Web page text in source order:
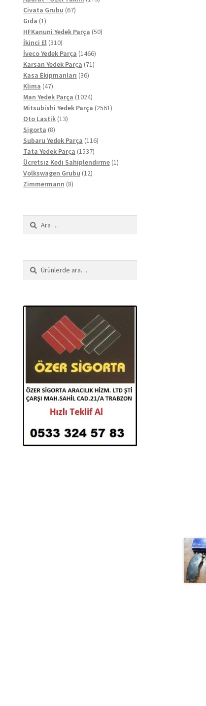
Civata Grubu 6767
Gıda 11
ürün
HFKanuni Yedek Parça 5050
İkinci El 310310
ürün
İveco Yedek Parça 14661466
ürün
Karsan Yedek Parça 7171
Kasa Ekipmanları 3636
Klima 4747
ürün
Man Yedek Parça 10241024
ürün
Mitsubishi Yedek Parça 25612561
Oto Lastik 1313
Sigorta 88
ürün
Subaru Yedek Parça 116116
Tata Yedek Parça 15371537
ürün
Ücretsiz Kedi Sahiplendirme 11
Volkswagen Grubu 1212
Zimmermann 88
Arama:
Ara:
Ara